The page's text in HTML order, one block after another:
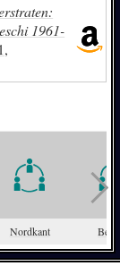
1961-
Nordkant